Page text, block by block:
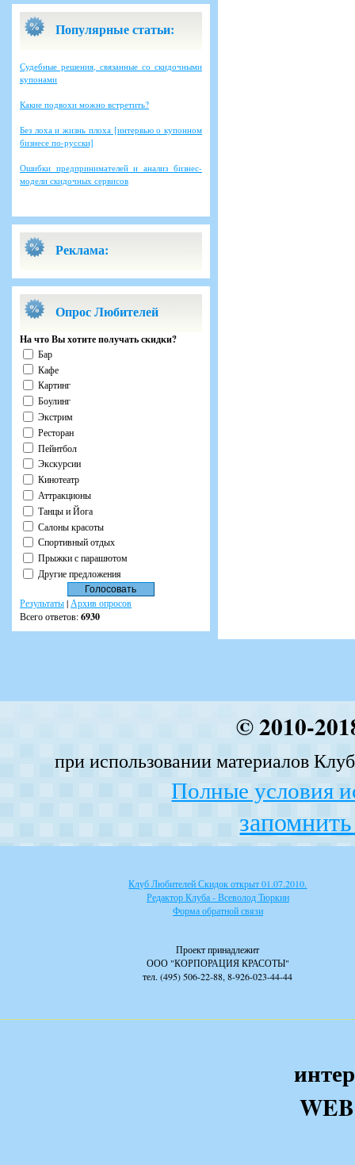
Популярные статьи:
Судебные решения, связанные со скидочными
купонами
Какие подвохи можно встретить?
Без лоха и жизнь плоха [интервью о купонном
бизнесе по-русски]
Ошибки предпринимателей и анализ бизнес-
модели скидочных сервисов
Реклама:
Опрос Любителей
На что Вы хотите получать скидки?
Бар
Кафе
Картинг
Боулинг
Экстрим
Ресторан
Пейнтбол
Экскурсии
Кинотеатр
Аттракционы
Танцы и Йога
Салоны красоты
Спортивный отдых
Прыжки с парашютом
Другие предложения
Результаты| Архив опросов
Всего ответов:6930
© 2010-
при использовании материалов
Полные условия
Клуб Любителей Скидок открыт 01.07.2010.
Редактор Клуба - Всеволод Тюркин
Форма обратной связи
Проект принадлежит
ООО "КОРПОРАЦИЯ КРАСОТЫ"
тел. (495) 506-22-88, 8-926-023-44-44